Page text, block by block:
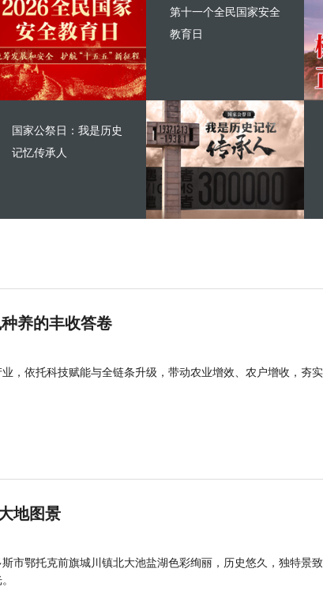
第十一个全民国家安全
教育日
国家公祭日：我是历史
记忆传承人
养的丰收答卷
，依托科技赋能与全链条升级，带动农业增效、农户增收，夯
地图景
市鄂托克前旗城川镇北大池盐湖色彩绚丽，历史悠久，独特景